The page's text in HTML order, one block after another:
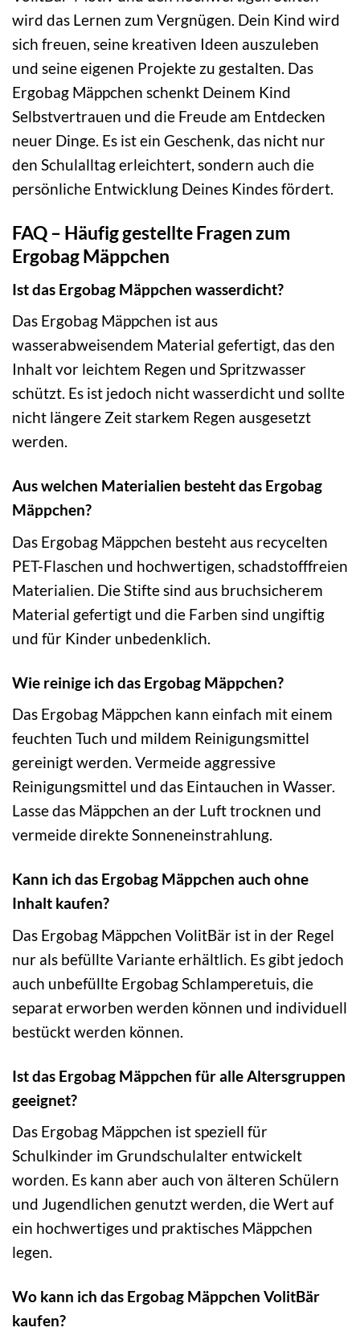
wird das Lernen zum Vergnügen. Dein Kind wird
sich freuen, seine kreativen Ideen auszuleben
und seine eigenen Projekte zu gestalten. Das
Ergobag Mäppchen schenkt Deinem Kind
Selbstvertrauen und die Freude am Entdecken
neuer Dinge. Es ist ein Geschenk, das nicht nur
den Schulalltag erleichtert, sondern auch die
persönliche Entwicklung Deines Kindes fördert.
FAQ – Häufig gestellte Fragen zum
Ergobag Mäppchen
Ist das Ergobag Mäppchen wasserdicht?
Das Ergobag Mäppchen ist aus
wasserabweisendem Material gefertigt, das den
Inhalt vor leichtem Regen und Spritzwasser
schützt. Es ist jedoch nicht wasserdicht und sollte
nicht längere Zeit starkem Regen ausgesetzt
werden.
Aus welchen Materialien besteht das Ergobag
Mäppchen?
Das Ergobag Mäppchen besteht aus recycelten
PET-Flaschen und hochwertigen, schadstofffreien
Materialien. Die Stifte sind aus bruchsicherem
Material gefertigt und die Farben sind ungiftig
und für Kinder unbedenklich.
Wie reinige ich das Ergobag Mäppchen?
Das Ergobag Mäppchen kann einfach mit einem
feuchten Tuch und mildem Reinigungsmittel
gereinigt werden. Vermeide aggressive
Reinigungsmittel und das Eintauchen in Wasser.
Lasse das Mäppchen an der Luft trocknen und
vermeide direkte Sonneneinstrahlung.
Kann ich das Ergobag Mäppchen auch ohne
Inhalt kaufen?
Das Ergobag Mäppchen VolitBär ist in der Regel
nur als befüllte Variante erhältlich. Es gibt jedoch
auch unbefüllte Ergobag Schlamperetuis, die
separat erworben werden können und individuell
bestückt werden können.
Ist das Ergobag Mäppchen für alle Altersgruppen
geeignet?
Das Ergobag Mäppchen ist speziell für
Schulkinder im Grundschulalter entwickelt
worden. Es kann aber auch von älteren Schülern
und Jugendlichen genutzt werden, die Wert auf
ein hochwertiges und praktisches Mäppchen
legen.
Wo kann ich das Ergobag Mäppchen VolitBär
kaufen?